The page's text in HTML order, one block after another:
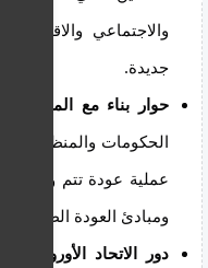
والاجتماعي
جديدة.
حوار بناء مع المنظمات
الحكومات والمنظمات
عملية عودة تتم وفقًا
ومبادئ العودة الطوعية
دور الاتحاد الأوروبي: